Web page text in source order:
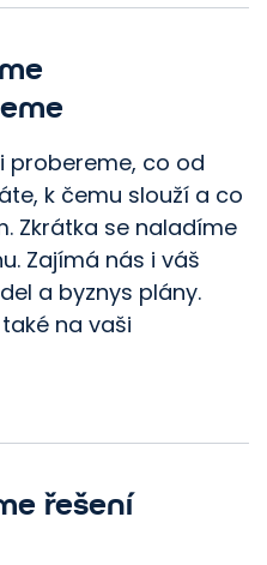
probereme, co od
k čemu slouží a co
Zkrátka se naladíme
Zajímá nás i váš
a byznys plány.
na vaši
řešení